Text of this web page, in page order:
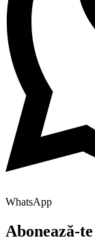
WhatsApp
Abonează-te